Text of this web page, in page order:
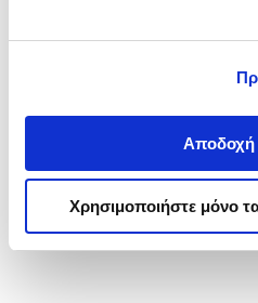
Χρησιμοποιήστε μόνο